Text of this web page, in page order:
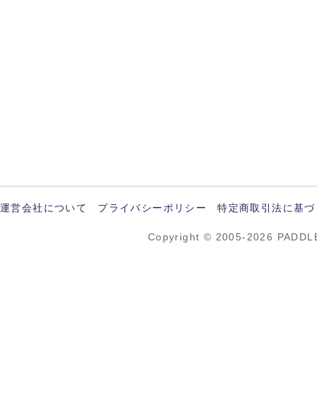
運営会社について プライバシーポリシー 特定商取引法に基
Copyright © 2005-2026